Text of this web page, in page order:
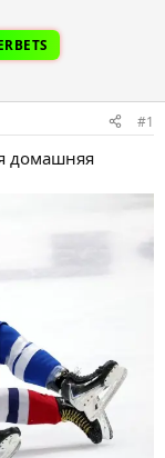
#1
домашняя